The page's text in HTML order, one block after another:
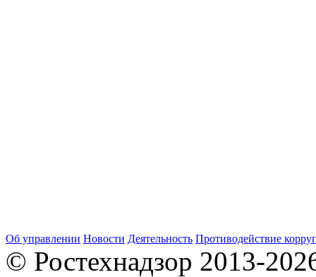
Об управлении Новости Деятельность Противодействие
© Ростехнадзор 2013-